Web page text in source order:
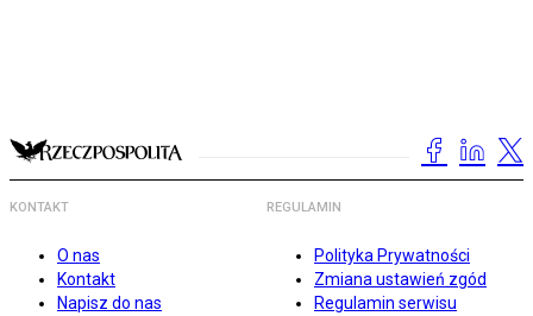
KONTAKT
O nas
Kontakt
Napisz do nas
REGULAMIN
Polityka Prywatności
Zmiana ustawień zgód
Regulamin serwisu